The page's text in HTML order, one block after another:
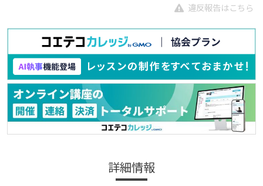
違反報告はこちら
詳細情報